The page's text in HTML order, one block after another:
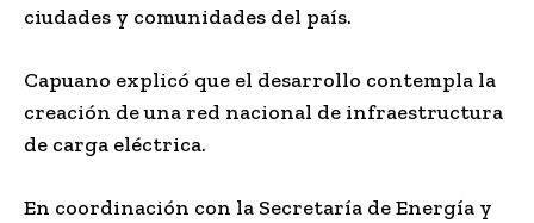
ciudades y comunidades del país.
Capuano explicó que el desarrollo contempla la
creación de una red nacional de infraestructura
de carga eléctrica.
En coordinación con la Secretaría de Energía y